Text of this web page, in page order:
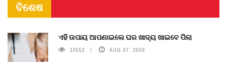
ବିଶେଷ
ଏହି ଉପାୟ ଆପଣାଇଲେ ଘର ଖାଦ୍ୟ ଖାଇବେ ପିଲା
13552 AUG 07, 2026